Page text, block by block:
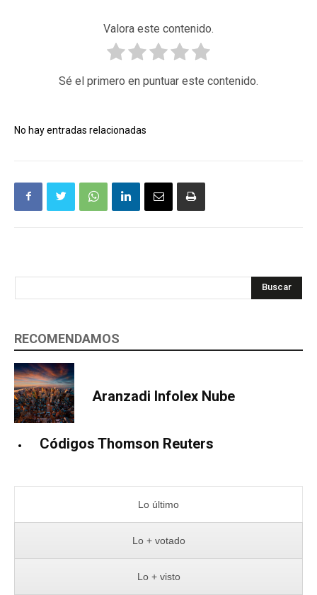
Valora este contenido.
Sé el primero en puntuar este contenido.
No hay entradas relacionadas
Buscar
RECOMENDAMOS
Aranzadi Infolex Nube
Códigos Thomson Reuters
Lo último
Lo + votado
Lo + visto